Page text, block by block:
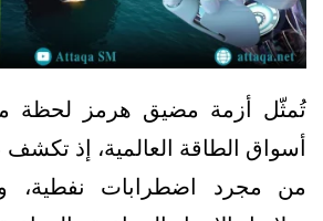
تُمثّل أزمة مضيق هرمز لحظة
أسواق الطاقة العالمية، إذ
من مجرد اضطرابات نفطية،